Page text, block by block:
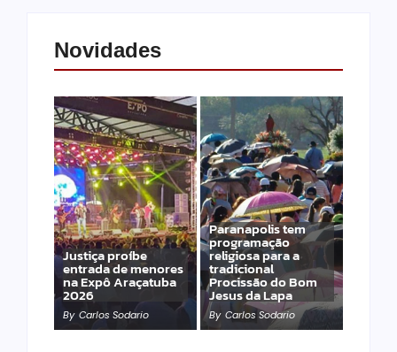
Novidades
Justiça proíbe
entrada de menores
na Expô Araçatuba
2026
By Carlos Sodario
Paranapolis tem
programação
religiosa para a
tradicional
Procissão do Bom
Jesus da Lapa
By Carlos Sodario